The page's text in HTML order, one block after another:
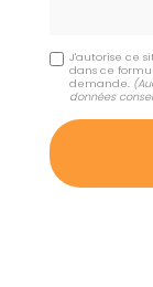
J'autorise ce
dans ce
demande.
données